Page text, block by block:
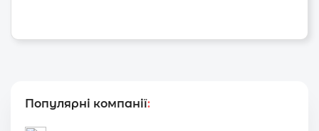
Популярні компанії: